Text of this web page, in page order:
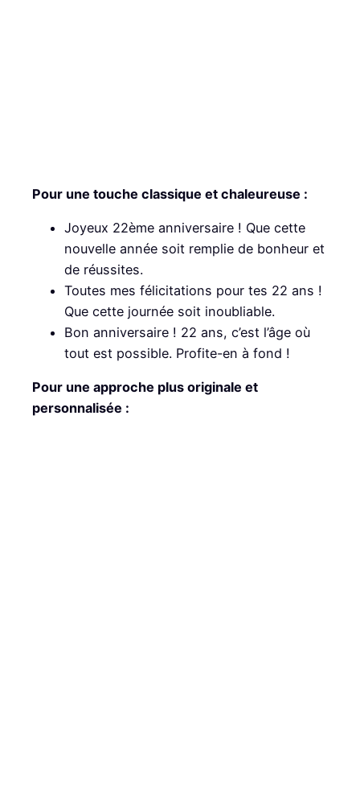
Pour une touche classique et chaleureuse :
Joyeux 22ème anniversaire ! Que cette
nouvelle année soit remplie de bonheur et
de réussites.
Toutes mes félicitations pour tes 22 ans !
Que cette journée soit inoubliable.
Bon anniversaire ! 22 ans, c’est l’âge où
tout est possible. Profite-en à fond !
Pour une approche plus originale et
personnalisée :